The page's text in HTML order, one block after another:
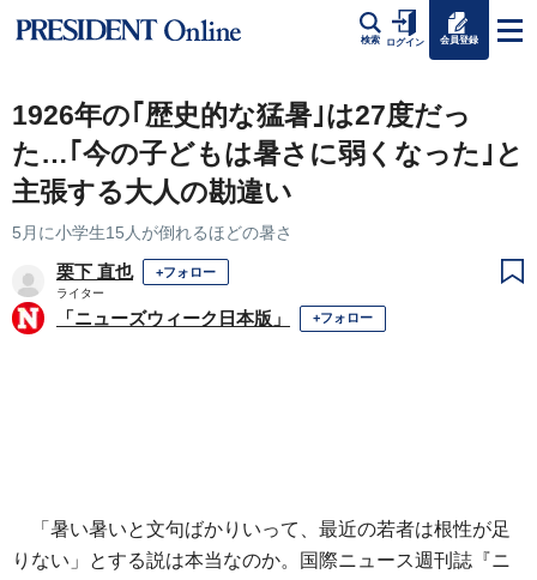
検索 ログイン 会員登録
1926年の｢歴史的な猛暑｣は27度だっ
た…｢今の子どもは暑さに弱くなった｣と
主張する大人の勘違い
5月に小学生15人が倒れるほどの暑さ
栗下 直也 +フォロー
ライター
「ニューズウィーク日本版」 +フォロー
「暑い暑いと文句ばかりいって、最近の若者は根性が足
りない」とする説は本当なのか。国際ニュース週刊誌『ニ